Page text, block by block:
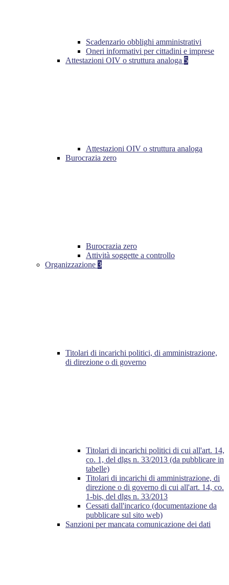
Scadenzario obblighi amministrativi
Oneri informativi per cittadini e imprese
Attestazioni OIV o struttura analoga 5
Attestazioni OIV o struttura analoga
Burocrazia zero
Burocrazia zero
Attività soggette a controllo
Organizzazione 3
Titolari di incarichi politici, di amministrazione,
di direzione o di governo
Titolari di incarichi politici di cui all'art. 14,
co. 1, del dlgs n. 33/2013 (da pubblicare in
tabelle)
Titolari di incarichi di amministrazione, di
direzione o di governo di cui all'art. 14, co.
1-bis, del dlgs n. 33/2013
Cessati dall'incarico (documentazione da
pubblicare sul sito web)
Sanzioni per mancata comunicazione dei dati